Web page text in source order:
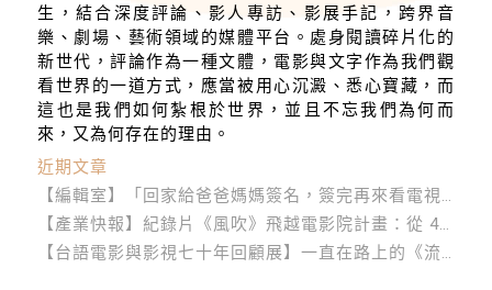
生，結合深度評論、影人專訪、影展手記，跨界音
樂、劇場、藝術領域的媒體平台。處身閱讀碎片化的
新世代，評論作為一種文體，電影與文字作為我們觀
看世界的一道方式，應當被用心沉澱、悉心寶藏，而
這也是我們如何紮根於世界，並且不忘我們為何而
來，又為何存在的理由。
近期文章